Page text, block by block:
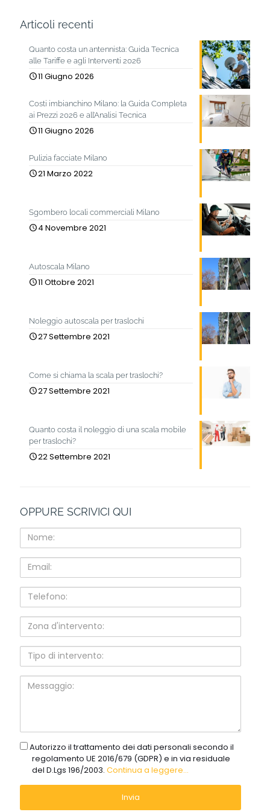
Articoli recenti
Quanto costa un antennista: Guida Tecnica
alle Tariffe e agli Interventi 2026
11 Giugno 2026
Costi imbianchino Milano: la Guida Completa
ai Prezzi 2026 e all’Analisi Tecnica
11 Giugno 2026
Pulizia facciate Milano
21 Marzo 2022
Sgombero locali commerciali Milano
4 Novembre 2021
Autoscala Milano
11 Ottobre 2021
Noleggio autoscala per traslochi
27 Settembre 2021
Come si chiama la scala per traslochi?
27 Settembre 2021
Quanto costa il noleggio di una scala mobile
per traslochi?
22 Settembre 2021
OPPURE SCRIVICI QUI
Nome:
Email:
Telefono:
Zona
d'intervento:
Tipo
intervento:
Messaggio:
gdprAutorizzo il trattamento dei dati personali secondo il
regolamento UE 2016/679 (GDPR) e in via residuale
del D.Lgs 196/2003. Continua a leggere...